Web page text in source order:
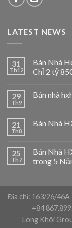
LATEST NEWS
31
Th12
Bán Nhà
Chỉ 2 tỷ
29
Th9
Bán nhà
21
Th8
Bán Nhà
25
Th7
Bán Nhà
trong 5
Địa chỉ: 163/26/46A
+84
Long Khôi